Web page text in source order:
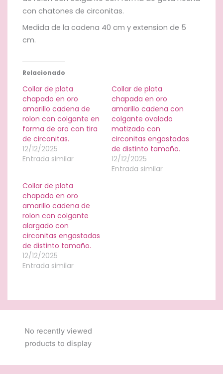
de
con
con chatones de circonitas.
Medida de la cadena 40 cm y extension de 5
cm.
Relacionado
Collar de plata
chapado en oro
amarillo cadena de
rolon con colgante en
forma de aro con tira
de circonitas.
12/12/2025
Entrada similar
Collar de plata
chapada en oro
amarillo cadena con
colgante ovalado
matizado con
circonitas engastadas
de distinto tamaño.
12/12/2025
Entrada similar
Collar de plata
chapado en oro
amarillo cadena de
rolon con colgante
alargado con
circonitas engastadas
de distinto tamaño.
12/12/2025
Entrada similar
No recently viewed
products to display